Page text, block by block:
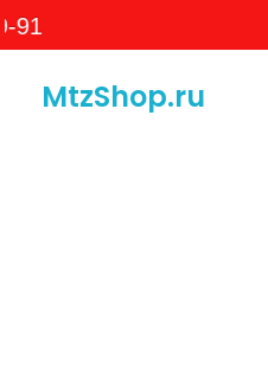
MtzShop.ru